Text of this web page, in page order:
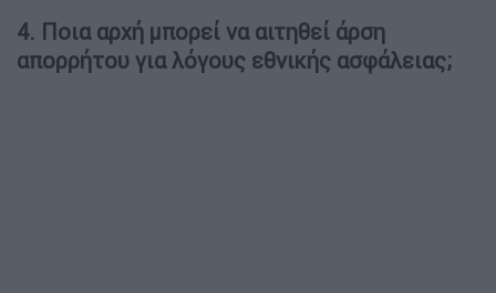
4. Ποια αρχή μπορεί να αιτηθεί άρση
απορρήτου για λόγους εθνικής ασφάλειας;